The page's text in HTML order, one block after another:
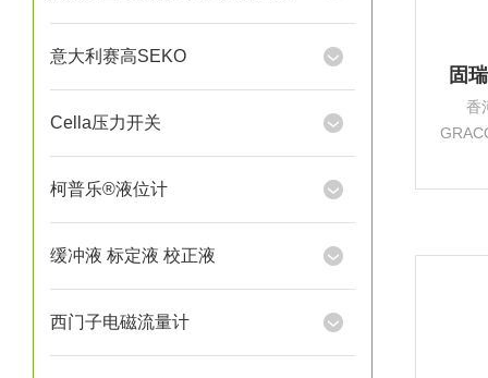
意大利赛高SEKO
Cella压力开关
柯普乐®液位计
缓冲液 标定液 校正液
西门子电磁流量计
固
香
货代